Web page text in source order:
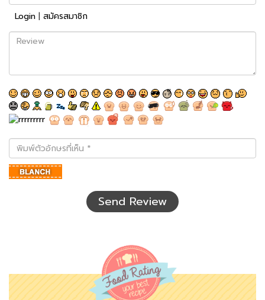
Login | สมัครสมาชิก
Review
พิมพ์
ตัว
อักษร
ที่
Send Review